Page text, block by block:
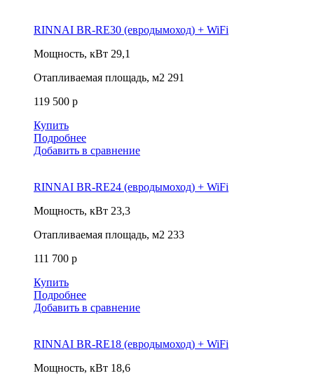
RINNAI BR-RE30 (евродымоход) + WiFi
Мощность, кВт 29,1
Отапливаемая площадь, м2 291
119 500 р
Купить
Подробнее
Добавить в сравнение
RINNAI BR-RE24 (евродымоход) + WiFi
Мощность, кВт 23,3
Отапливаемая площадь, м2 233
111 700 р
Купить
Подробнее
Добавить в сравнение
RINNAI BR-RE18 (евродымоход) + WiFi
Мощность, кВт 18,6